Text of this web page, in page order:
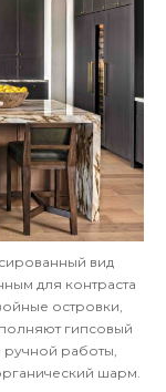
вид
для контраста
островки,
гипсовый
работы,
шарм.